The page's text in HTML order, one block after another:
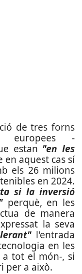
de tres forns
europees -
estan "en les
aquest cas sí
els 26 milions
en 2024.
si la inversió
perquè, en les
de manera
la seva
l'entrada
en les
a tot el món-, si
per a això.